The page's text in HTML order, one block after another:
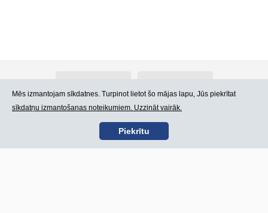
Kontakti Lietošanas noteikumi
Mēs izmantojam sīkdatnes. Turpinot lietot šo mājas lapu, Jūs piekrītat
sīkdatņu izmantošanas noteikumiem. Uzzināt vairāk.
Piekrītu